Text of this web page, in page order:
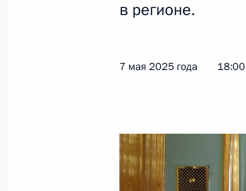
9 мая 2025 года, 21:00
в регионе.
7 мая 2025 года 18:00